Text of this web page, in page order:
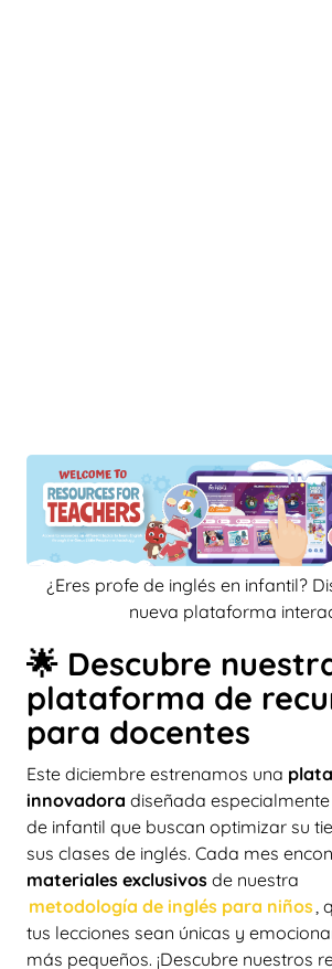
¿Eres profe de inglés en infantil?
nueva plataforma
🌟 Descubre
plataforma de
para docentes
Este diciembre estrenamos una
innovadora diseñada
de infantil que buscan optimizar su
sus clases de inglés. Cada mes
materiales exclusivos de nuestra
metodología de inglés para niños ,
tus lecciones sean únicas y
más pequeños. ¡Descubre nuestros